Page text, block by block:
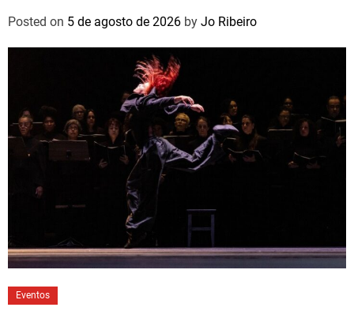
Posted on 5 de agosto de 2026 by Jo Ribeiro
Eventos